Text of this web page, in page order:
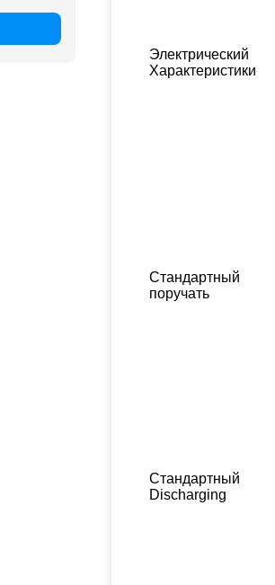
Электрический
Характеристики
Стандартный
поручать
Стандартный
Discharging